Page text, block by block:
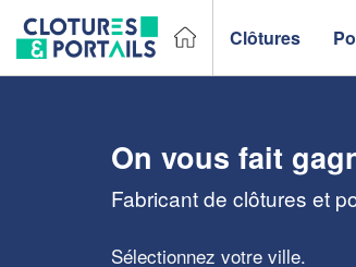
Clôtures
On vous fait
Fabricant de clôtures et
Sélectionnez votre ville.